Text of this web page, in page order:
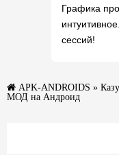
Графика
сессий!
APK-ANDROIDS »
МОД на Андроид